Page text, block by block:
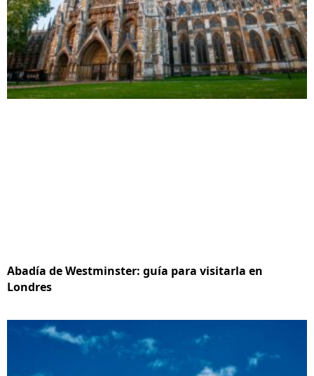
Abadía de Westminster: guía para visitarla en
Londres